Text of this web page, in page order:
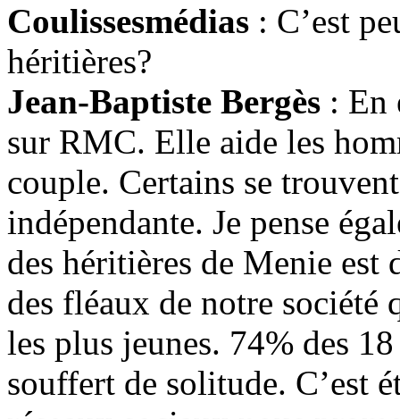
Coulissesmédias : C’est
héritières?
Jean-Baptiste Bergès : En
sur RMC. Elle aide les
couple. Certains se
indépendante. Je pense
des héritières de Menie est
des fléaux de notre
les plus jeunes. 74% des
souffert de solitude. C’est